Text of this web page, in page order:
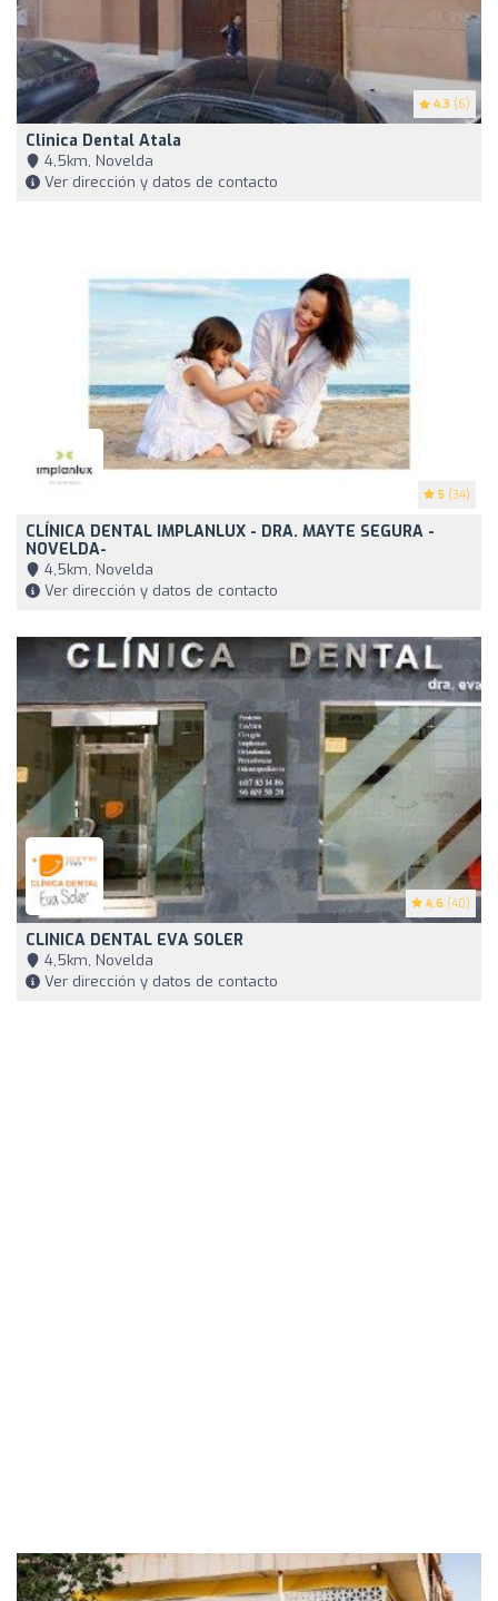
4.3 (6)
Clinica Dental Atala
4,5km, Novelda
Ver dirección y datos de contacto
5 (34)
CLÍNICA DENTAL IMPLANLUX - DRA. MAYTE SEGURA -
NOVELDA-
4,5km, Novelda
Ver dirección y datos de contacto
4.6 (40)
CLINICA DENTAL EVA SOLER
4,5km, Novelda
Ver dirección y datos de contacto